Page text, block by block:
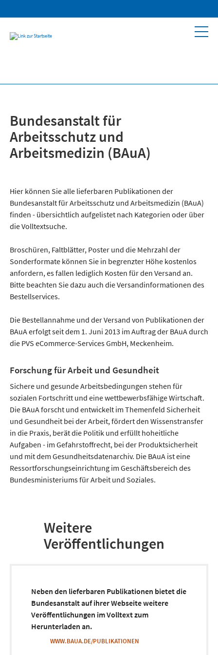
Bundesanstalt für
Arbeitsschutz und
Arbeitsmedizin (BAuA)
Hier können Sie alle lieferbaren Publikationen der
Bundesanstalt für Arbeitsschutz und Arbeitsmedizin (BAuA)
finden - übersichtlich aufgelistet nach Kategorien oder über
die Volltextsuche.
Broschüren, Faltblätter, Poster und die Mehrzahl der
Sonderformate können Sie in begrenzter Höhe kostenlos
anfordern, es fallen lediglich Kosten für den Versand an.
Bitte beachten Sie dazu auch die Versandinformationen des
Bestellservices.
Die Bestellannahme und der Versand von Publikationen der
BAuA erfolgt seit dem 1. Juni 2013 im Auftrag der BAuA durch
die PVS eCommerce-Services GmbH, Meckenheim.
Forschung für Arbeit und Gesundheit
Sichere und gesunde Arbeitsbedingungen stehen für
sozialen Fortschritt und eine wettbewerbsfähige Wirtschaft.
Die BAuA forscht und entwickelt im Themenfeld Sicherheit
und Gesundheit bei der Arbeit, fördert den Wissenstransfer
in die Praxis, berät die Politik und erfüllt hoheitliche
Aufgaben - im Gefahrstoffrecht, bei der Produktsicherheit
und mit dem Gesundheitsdatenarchiv. Die BAuA ist eine
Ressortforschungseinrichtung im Geschäftsbereich des
Bundesministeriums für Arbeit und Soziales.
Weitere
Veröffentlichungen
Neben den lieferbaren Publikationen bietet die
Bundesanstalt auf ihrer Webseite weitere
Veröffentlichungen im Volltext zum
Herunterladen an.
WWW.BAUA.DE/PUBLIKATIONEN